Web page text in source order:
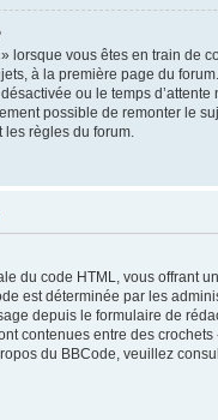
lorsque vous êtes en train de
à la première page du
ou le temps
possible de remonter le
les règles du forum.
du code HTML, vous offrant
est déterminée par les
depuis le formulaire de
contenues entre des
du BBCode, veuillez